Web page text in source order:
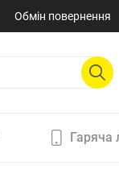
Обмін повернення
Гаряча